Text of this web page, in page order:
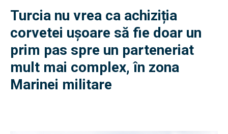
Turcia nu vrea ca achiziția
corvetei ușoare să fie doar un
prim pas spre un parteneriat
mult mai complex, în zona
Marinei militare